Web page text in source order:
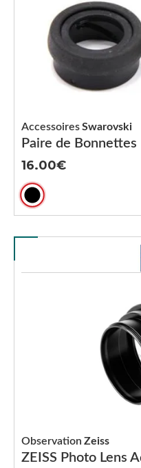
Paire de
AccessoiresSwarovski
16.00
ZEISS Photo Lens
Observation Zeiss